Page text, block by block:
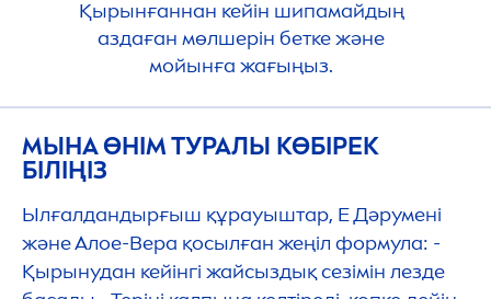
Қырынғаннан кейін шипамайдың
аздаған мөлшерін бетке және
мойынға жағыңыз.
МЫНА ӨНІМ ТУРАЛЫ КӨБІРЕК
БІЛІҢІЗ
Ылғалдандырғыш құрауыштар, Е Дәрумені
және Алое-Вера қосылған жеңіл формула: -
Қырынудан кейінгі жайсыздық сезімін лезде